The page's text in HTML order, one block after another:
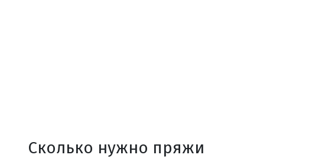
Сколько нужно пряжи